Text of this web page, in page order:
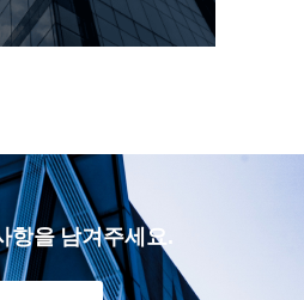
항을 남겨주세요.